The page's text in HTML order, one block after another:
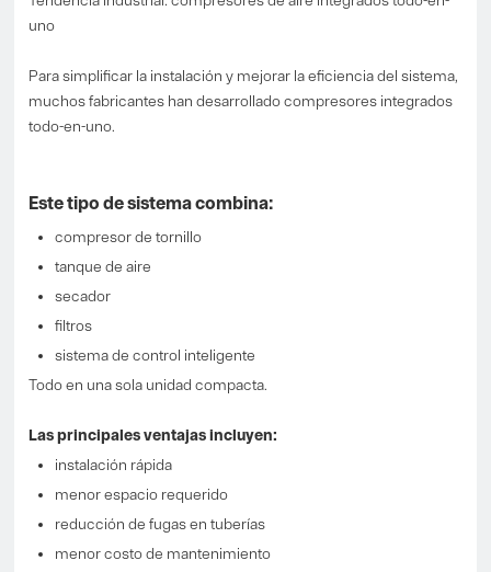
uno
Para simplificar la instalación y mejorar la eficiencia del sistema,
muchos fabricantes han desarrollado compresores integrados
todo-en-uno.
Este tipo de sistema combina:
compresor de tornillo
tanque de aire
secador
filtros
sistema de control inteligente
Todo en una sola unidad compacta.
Las principales ventajas incluyen:
instalación rápida
menor espacio requerido
reducción de fugas en tuberías
menor costo de mantenimiento